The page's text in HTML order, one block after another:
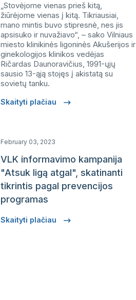
„Stovėjome vienas prieš kitą,
žiūrėjome vienas į kitą. Tikriausiai,
mano mintis buvo stipresnė, nes jis
apsisuko ir nuvažiavo“, – sako Vilniaus
miesto klinikinės ligoninės Akušerijos ir
ginekologijos klinikos vedėjas
Ričardas Daunoravičius, 1991-ųjų
sausio 13-ąją stojęs į akistatą su
sovietų tanku.
Skaityti plačiau
February 03, 2023
VLK informavimo kampanija
"Atsuk ligą atgal", skatinanti
tikrintis pagal prevencijos
programas
Skaityti plačiau